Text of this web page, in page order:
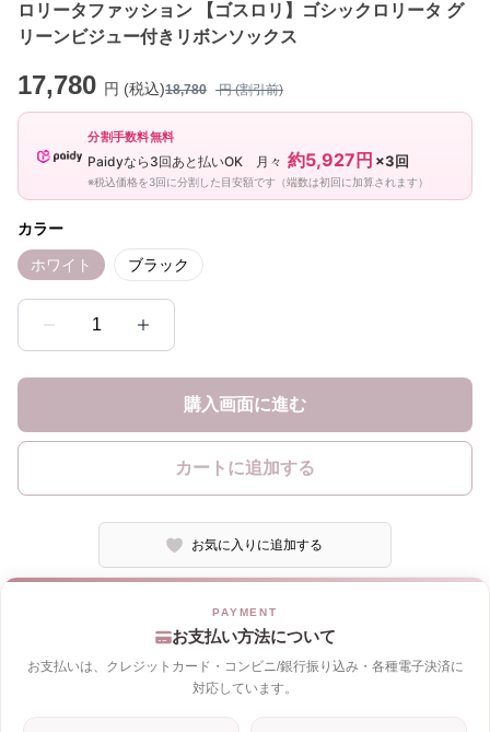
ロリータファッション 【ゴスロリ】ゴシックロリータ グ
リーンビジュー付きリボンソックス
17,780 円 (税込)18,780 円 (割引前)
分割手数料無料
Paidyなら3回あと払いOK 月々 約5,927円 ×3回
※税込価格を3回に分割した目安額です（端数は初回に加算されます）
カラー
ホワイト ブラック
1
購入画面に進む
カートに追加する
お気に入りに追加する
お支払い方法について
お支払いは、クレジットカード・コンビニ/銀行振り込み・各種電子決済に
対応しています。